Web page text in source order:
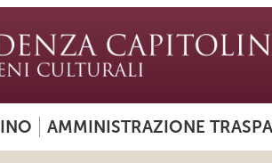
AMMINISTRAZIONE